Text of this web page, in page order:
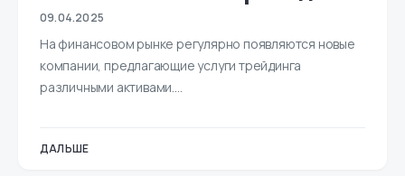
09.04.2025
На финансовом рынке регулярно появляются новые
компании, предлагающие услуги трейдинга
различными активами.…
ДАЛЬШЕ